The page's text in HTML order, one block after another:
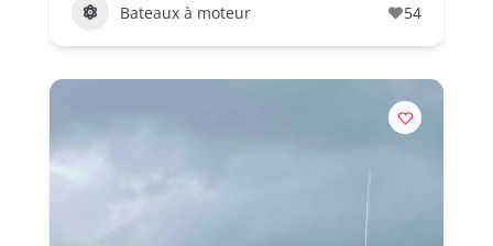
Bateaux à moteur 54